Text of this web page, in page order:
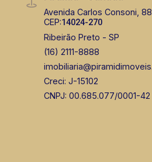
Avenida Carlos Consoni,
CEP:14024-270
Ribeirão Preto - SP
(16) 2111-8888
Creci: J-15102
CNPJ: 00.685.077/0001-42